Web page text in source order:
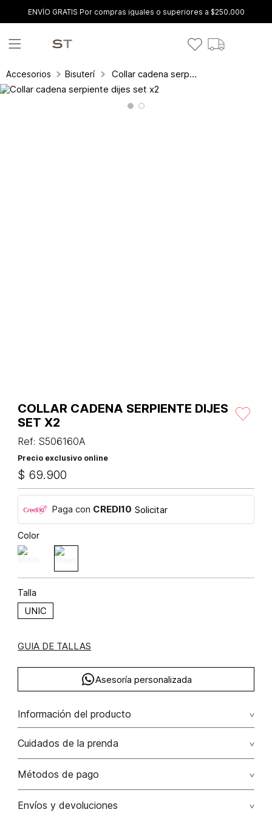
ENVÍO GRATIS Por compras iguales o superiores a $250.000
Accesorios Bisutería Collar cadena serpiente dijes set x2
COLLAR CADENA SERPIENTE DIJES
SET X2
Ref: S506160A
Precio exclusivo online
$ 69.900
Paga con CREDI10 Solicitar
Color
Talla
UNIC
GUIA DE TALLAS
Asesoría personalizada
Información del producto
Collar cadena serpiente dijes set x2
Cuidados de la prenda
Métodos de pago
Tarjetas de crédito: Visa, Dinners, Master Card y American
Envíos y devoluciones